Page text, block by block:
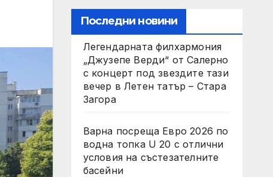
Последни новини
Легендарната филхармония
„Джузепе Верди“ от Салерно
с концерт под звездите тази
вечер в Летен татър – Стара
Загора
Варна посреща Евро 2026 по
водна топка U 20 с отлични
условия на състезателните
басейни